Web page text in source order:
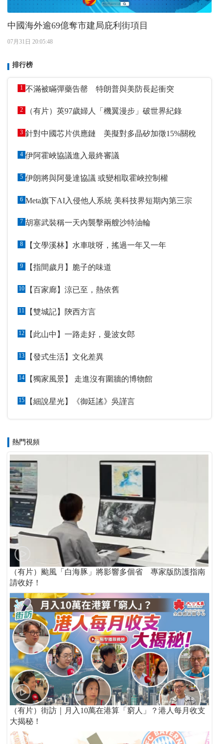
中國海外逾69億奪市建局庇利街項目
07月31日 20:05:48
排行榜
1 不滿被瞞彈藥告罄 特朗普與美防長起衝突
2 （有片）英97歲婦人「機翼漫步」破世界紀錄
3 針對中國芯片供應鏈 美擬對多晶矽加徵15%關稅
4 伊阿霍峽協議進入最終審議
5 伊朗將與阿曼達協議 或變相取霍峽控制權
6 Meta旗下AI入侵他人系統 美科技界短期內第三宗
7 胡塞武裝稱一天內襲擊兩艘沙特油輪
8 【文學溪林】水車吱呀，搖過一年又一年
9 【指間歲月】脆子的味道
10 【百家廊】涼已至，熱依舊
11 【雙城記】陝西方言
12 【此山中】一路走好，曼波女郎
13 【發式生活】文化差異
14 【獨家風景】 走進沒有圍牆的博物館
15 【細說星光】《御廷謠》吳謹言
熱門視頻
（有片）颱風「白海豚」將影響多個省 專家版防護指南
請收好！
（有片）街訪｜月入10萬在港算「窮人」？港人每月收支
大揭秘！